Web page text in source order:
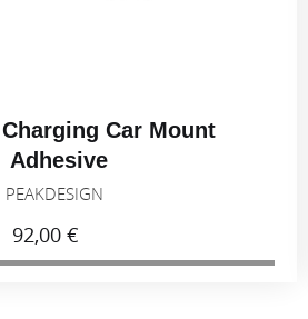
Car Mount
Adhesive
PEAKDESIGN
92,00 €